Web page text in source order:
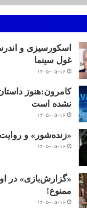
اسکورسیزی و
غول سینما
۱۴۰۵-۰۵-۱۶
کامرون:هنوز داستان
نشده است
۱۴۰۵-۰۵-۱۶
«زنده‌شور» و
۱۴۰۵-۰۵-۱۶
«گزارش‌بازی» در
ممنوع!
۱۴۰۵-۰۵-۱۶